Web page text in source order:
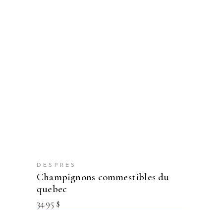
DESPRES
champignons commestibles du
quebec
34.95 $